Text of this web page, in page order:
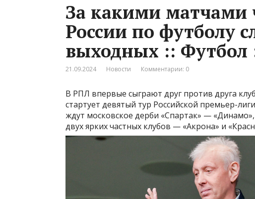
За какими матчами
России по футболу
выходных :: Футбол
21.09.2024 Новости Комментарии: 0
В РПЛ впервые сыграют друг против друга
стартует девятый тур Российской премьер-
ждут московское дерби «Спартак» —
двух ярких частных клубов — «Акрона» и